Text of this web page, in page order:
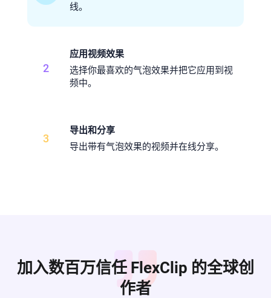
线。
2
应用视频效果
选择你最喜欢的气泡效果并把它应用到视
频中。
3
导出和分享
导出带有气泡效果的视频并在线分享。
加入数百万信任 FlexClip 的全球创
作者